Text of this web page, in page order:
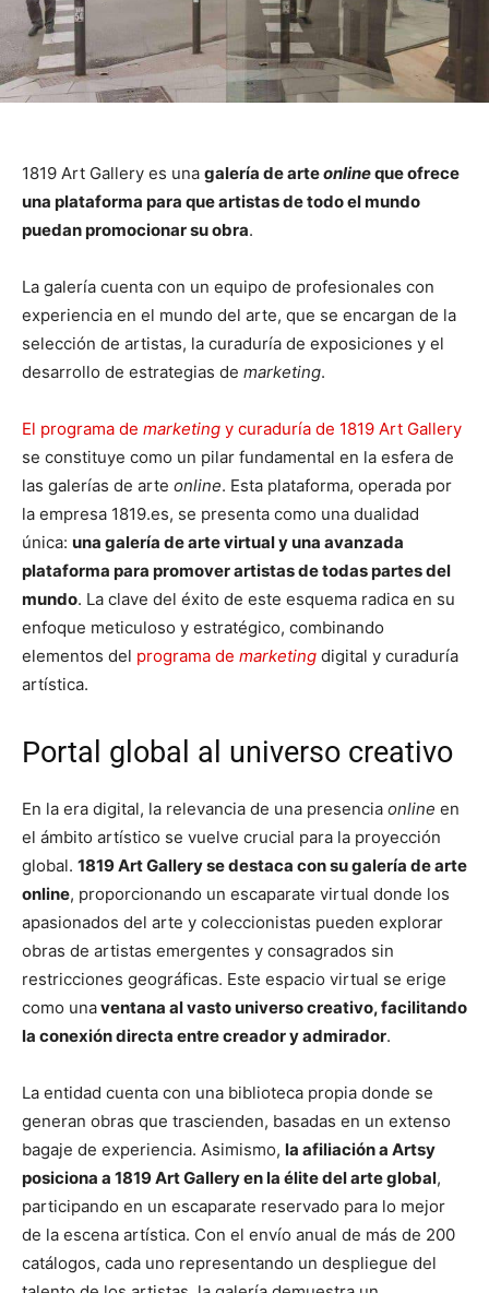
1819 Art Gallery es una galería de arteonlineque ofrece
una plataforma para que artistas de todo el mundo
puedan promocionar su obra.
La galería cuenta con un equipo de profesionales con
experiencia en el mundo del arte, que se encargan de la
selección de artistas, la curaduría de exposiciones y el
desarrollo de estrategias de marketing.
El programa de marketing y curaduría de 1819 Art Gallery
se constituye como un pilar fundamental en la esfera de
las galerías de arte online. Esta plataforma, operada por
la empresa 1819.es, se presenta como una dualidad
única: una galería de arte virtual y una avanzada
plataforma para promover artistas de todas partes del
mundo. La clave del éxito de este esquema radica en su
enfoque meticuloso y estratégico, combinando
elementos del programa de marketing digital y curaduría
artística.
Portal global al universo creativo
En la era digital, la relevancia de una presencia online en
el ámbito artístico se vuelve crucial para la proyección
global. 1819 Art Gallery se destaca con su galería de arte
online, proporcionando un escaparate virtual donde los
apasionados del arte y coleccionistas pueden explorar
obras de artistas emergentes y consagrados sin
restricciones geográficas. Este espacio virtual se erige
como unaventana al vasto universo creativo, facilitando
la conexión directa entre creador y admirador.
La entidad cuenta con una biblioteca propia donde se
generan obras que trascienden, basadas en un extenso
bagaje de experiencia. Asimismo, la afiliación a Artsy
posiciona a 1819 Art Gallery en la élite del arte global,
participando en un escaparate reservado para lo mejor
de la escena artística. Con el envío anual de más de 200
catálogos, cada uno representando un despliegue del